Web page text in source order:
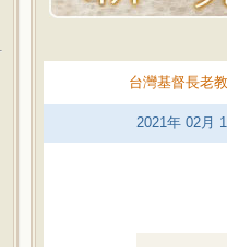
台灣基督長老
2021年 02月